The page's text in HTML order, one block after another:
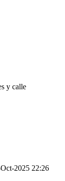
y calle
2025 22:26